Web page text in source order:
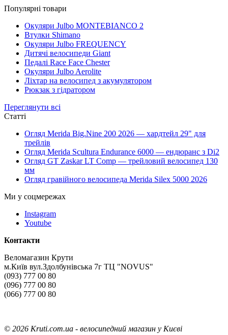
Популярні товари
Окуляри Julbo MONTEBIANCO 2
Втулки Shimano
Окуляри Julbo FREQUENCY
Дитячі велосипеди Giant
Педалі Race Face Chester
Окуляри Julbo Aerolite
Ліхтар на велосипед з акумулятором
Рюкзак з гідратором
Переглянути всі
Статті
Огляд Merida Big.Nine 200 2026 — хардтейл 29" для
трейлів
Огляд Merida Scultura Endurance 6000 — ендюранс з Di2
Огляд GT Zaskar LT Comp — трейловий велосипед 130
мм
Огляд гравійного велосипеда Merida Silex 5000 2026
Ми у соцмережах
Instagram
Youtube
Контакти
Веломагазин Крути
м.Київ вул.Здолбунівська 7г ТЦ "NOVUS"
(093) 777 00 80
(096) 777 00 80
(066) 777 00 80
© 2026 Kruti.com.ua - велосипедний магазин у Києві